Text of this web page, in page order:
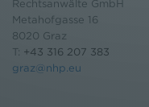
Rechtsanwälte GmbH
Metahofgasse 16
8020 Graz
T: +43 316 207 383
graz@nhp.eu